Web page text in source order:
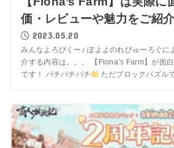
価・レビューや魅力をご紹
2023.05.20
みんなよろぴくー♪ ぽよよのれびゅーろぐに
介する内容は。。。 【Fiona’s Farm】が面
です！ パチパチパチ
ただブロックパズル